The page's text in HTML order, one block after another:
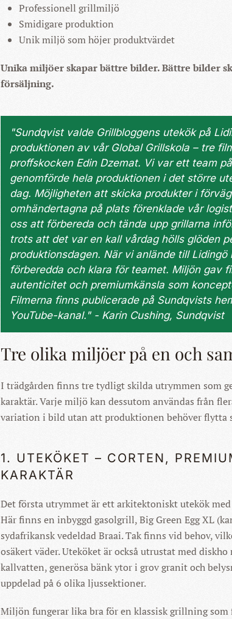
Professionell grillmiljö
Smidigare produktion
Unik miljö som höjer produktvärdet
Unika miljöer skapar bättre bilder. Bättre bilder
försäljning.
"Sundqvist valde Grillbloggens utekök på
produktionen av vår Global Grillskola – tre
proffskocken Edin Dzemat. Vi var ett team
genomförde hela produktionen i det större
dag. Möjligheten att skicka produkter i
omhändertagna på plats förenklade vår
oss att förbereda och tända upp grillarna
trots att det var en kall vårdag hölls glöden
produktionsdagen. När vi anlände till Lidingö
förberedda och klara för teamet. Miljön gav
autenticitet och premiumkänsla som
Filmerna finns publicerade på Sundqvists
YouTube-kanal." - Karin Cushing, Sundqvist
Tre olika miljöer på en och
I trädgården finns tre tydligt skilda utrymmen som
karaktär. Varje miljö kan dessutom användas från
variation i bild utan att produktionen behöver flytta
1. UTEKÖKET – CORTEN,
KARAKTÄR
Det första utrymmet är ett arkitektoniskt utekök
Här finns en inbyggd gasolgrill, Big Green Egg XL
sydafrikansk vedeldad Braai. Tak finns vid behov,
osäkert väder. Uteköket är också utrustat med diskho
kallvatten, generösa bänk ytor i grov granit och
uppdelad på 6 olika ljussektioner.
Miljön fungerar lika bra för en klassisk grillning som